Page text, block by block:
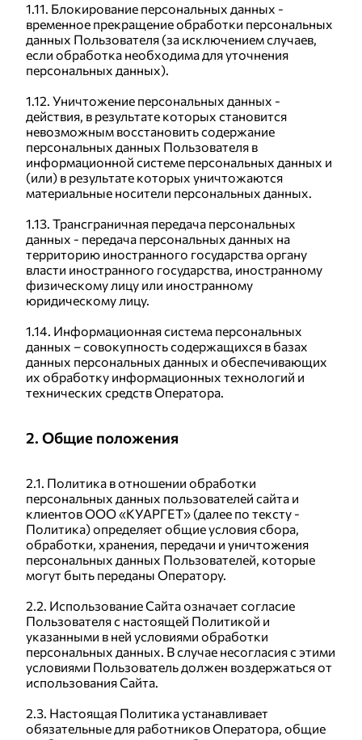
1.11. Блокирование персональных данных -
временное прекращение обработки персональных
данных Пользователя (за исключением случаев,
если обработка необходима для уточнения
персональных данных).
1.12. Уничтожение персональных данных -
действия, в результате которых становится
невозможным восстановить содержание
персональных данных Пользователя в
информационной системе персональных данных и
(или) в результате которых уничтожаются
материальные носители персональных данных.
1.13. Трансграничная передача персональных
данных - передача персональных данных на
территорию иностранного государства органу
власти иностранного государства, иностранному
физическому лицу или иностранному
юридическому лицу.
1.14. Информационная система персональных
данных – совокупность содержащихся в базах
данных персональных данных и обеспечивающих
их обработку информационных технологий и
технических средств Оператора.
2. Общие положения
2.1. Политика в отношении обработки
персональных данных пользователей сайта и
клиентов ООО «КУАРГЕТ» (далее по тексту -
Политика) определяет общие условия сбора,
обработки, хранения, передачи и уничтожения
персональных данных Пользователей, которые
могут быть переданы Оператору.
2.2. Использование Сайта означает согласие
Пользователя с настоящей Политикой и
указанными в ней условиями обработки
персональных данных. В случае несогласия с этими
условиями Пользователь должен воздержаться от
использования Сайта.
2.3. Настоящая Политика устанавливает
обязательные для работников Оператора, общие